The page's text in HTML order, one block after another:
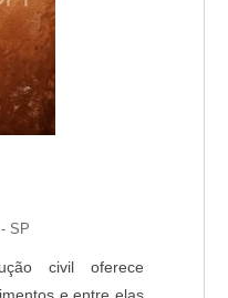
SP
civil oferece